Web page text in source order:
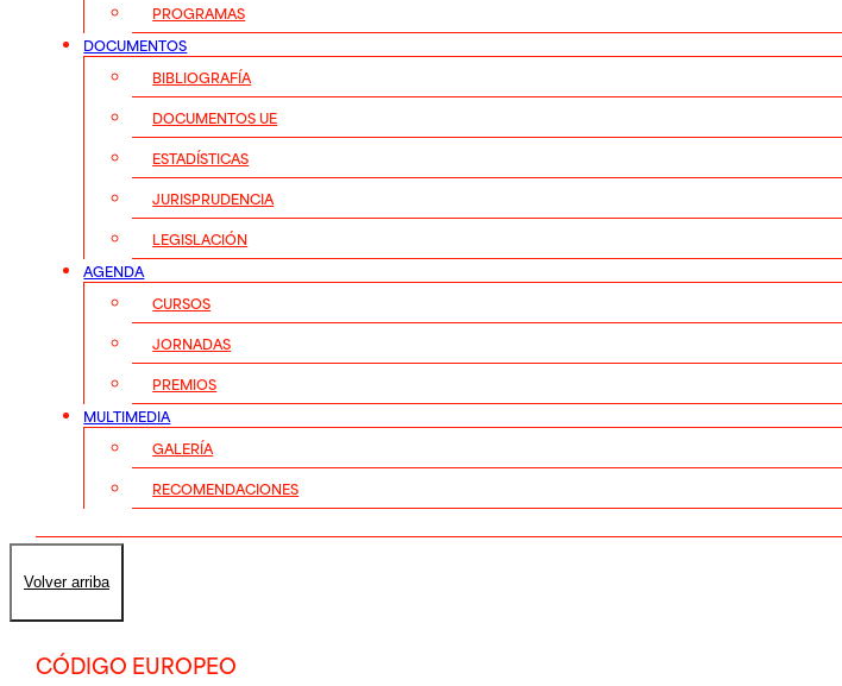
PROGRAMAS
DOCUMENTOS
BIBLIOGRAFÍA
DOCUMENTOS UE
ESTADÍSTICAS
JURISPRUDENCIA
LEGISLACIÓN
AGENDA
CURSOS
JORNADAS
PREMIOS
MULTIMEDIA
GALERÍA
RECOMENDACIONES
Volver arriba
CÓDIGO EUROPEO